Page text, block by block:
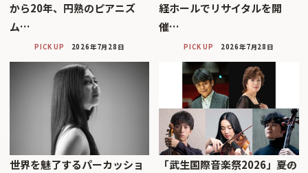
から20年、円熟のピアニズ
ム…
PICK UP 2026年7月28日
経ホールでリサイタルを開
催…
PICK UP 2026年7月28日
世界を魅了するパーカッショ
「武生国際音楽祭2026」――夏の